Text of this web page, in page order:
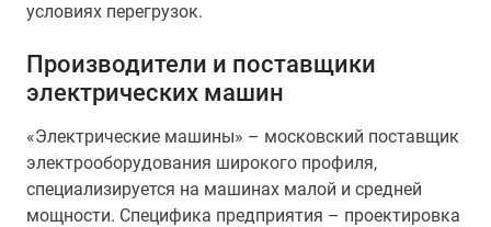
условиях перегрузок.
Производители и поставщики
электрических машин
«Электрические машины» – московский поставщик
электрооборудования широкого профиля,
специализируется на машинах малой и средней
мощности. Специфика предприятия – проектировка